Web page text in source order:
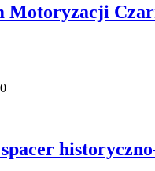
Motoryzacji